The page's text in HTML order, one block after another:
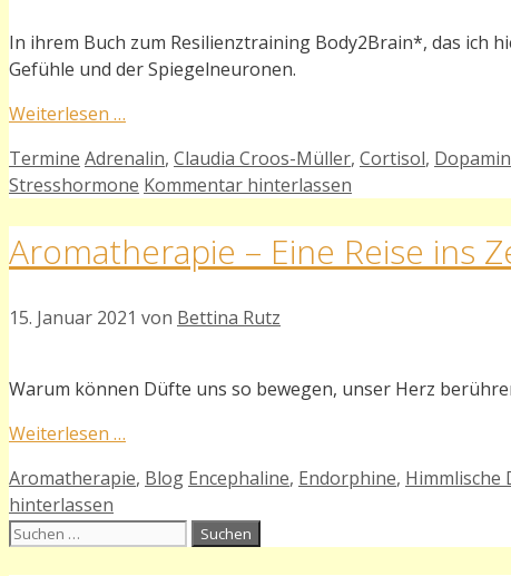
In ihrem Buch zum Resilienztraining Body2Brain*, das ich
Gefühle und der Spiegelneuronen.
Weiterlesen …
Kategorien
Termine Schlagwörter
Adrenalin, Claudia Croos-Müller, Cortisol, Dopamin
Stresshormone Kommentar hinterlassen
Aromatherapie – Eine Reise ins
15. Januar 2021 von Bettina Rutz
Warum können Düfte uns so bewegen, unser Herz
Weiterlesen …
Kategorien
Aromatherapie, Blog Schlagwörter
Encephaline, Endorphine, Himmlische
hinterlassen
Suchen